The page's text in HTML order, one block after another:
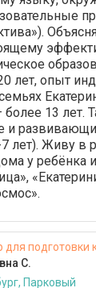
лет, опыт
13 лет.
и
лет). Живу в
у ребёнка
для подготовки
С.
Парковый